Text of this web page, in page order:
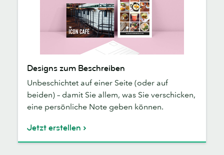
zum
Beschreiben
Designs zum Beschreiben
Unbeschichtet auf einer Seite (oder auf
beiden) – damit Sie allem, was Sie verschicken,
eine persönliche Note geben können.
Jetzt erstellen